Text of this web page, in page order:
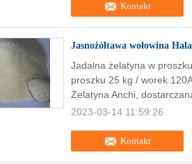
Kontakt
Jasnożółtawa wołowina
Kontakt
Jadalna żelatyna w
proszku 25 kg / worek
Żelatyna Anchi,
2023-03-14 11:59:26